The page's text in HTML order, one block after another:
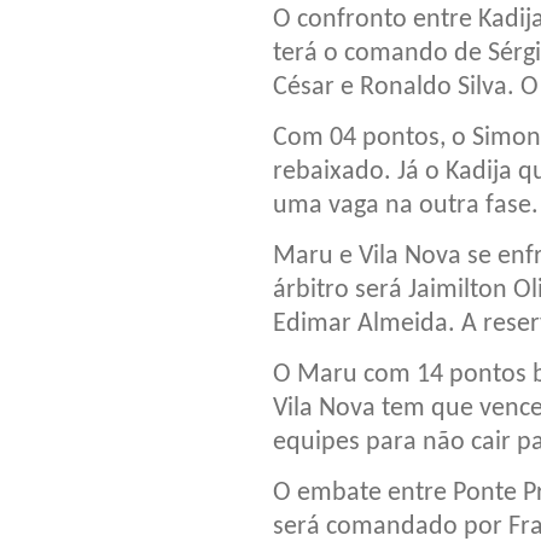
O confronto entre
terá o comando de
César e Ronaldo Silva.
Com 04 pontos, o
rebaixado. Já o Kadija
uma vaga na outra fase.
Maru e Vila Nova se
árbitro será Jaimilton
Edimar Almeida. A
O Maru com 14 pontos
Vila Nova tem que
equipes para não cair
O embate entre Ponte
será comandado por